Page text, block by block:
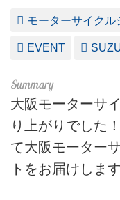
モーターサイクル
EVENT
大阪モーターサ
り上がりでした
て大阪モーター
トをお届けします